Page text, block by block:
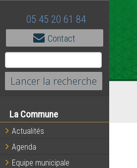
05 45 20 61 84
Contact
La Commune
Actualités
Agenda
Equipe municipale